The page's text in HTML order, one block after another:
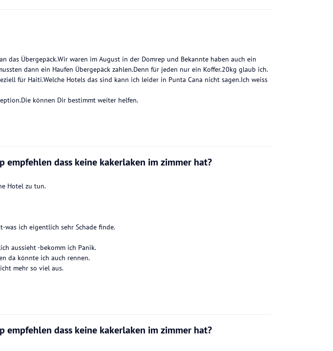
das Übergepäck.Wir waren im August in der Domrep und Bekannte haben auch ein
dann ein Haufen Übergepäck zahlen.Denn für jeden nur ein Koffer.20kg glaub ich.
für Haiti.Welche Hotels das sind kann ich leider in Punta Cana nicht sagen.Ich weiss
können Dir bestimmt weiter helfen.
dass keine kakerlaken im zimmer hat?
Hotel zu tun.
ich eigentlich sehr Schade finde.
aussieht -bekomm ich Panik.
da könnte ich auch rennen.
mehr so viel aus.
dass keine kakerlaken im zimmer hat?